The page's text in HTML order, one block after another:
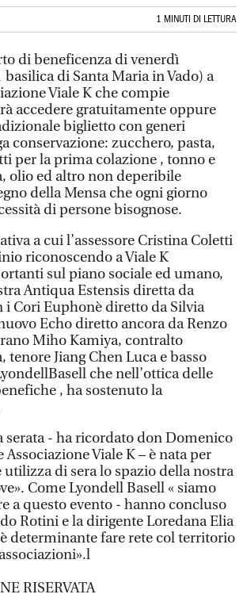
1 MINUTI DI LETTURA
di beneficenza di venerdì
di Santa Maria in Vado) a
Viale K che compie
accedere gratuitamente oppure
biglietto con generi
conservazione: zucchero, pasta,
per la prima colazione , tonno e
olio ed altro non deperibile
della Mensa che ogni giorno
di persone bisognose.
a cui l’assessore Cristina Coletti
riconoscendo a Viale K
sul piano sociale ed umano,
Antiqua Estensis diretta da
i Cori Euphonè diretto da Silvia
Echo diretto ancora da Renzo
Miho Kamiya, contralto
tenore Jiang Chen Luca e basso
che nell’ottica delle
, ha sostenuto la
serata - ha ricordato don Domenico
Viale K – è nata per
utilizza di sera lo spazio della nostra
Come Lyondell Basell « siamo
a questo evento - hanno concluso
Rotini e la dirigente Loredana Elia
determinante fare rete col territorio
RISERVATA